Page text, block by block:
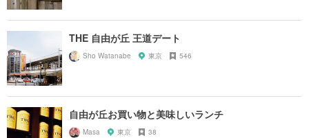
THE 自由が丘 王道デート
Sho Watanabe 東京 546
自由が丘お買い物と美味しいランチ
Masa 東京 38